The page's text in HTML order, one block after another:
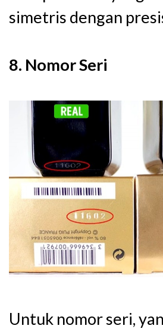
simetris dengan
8. Nomor Seri
Untuk nomor seri,